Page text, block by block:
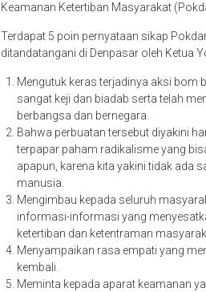
Keamanan Ketertiban Masyarakat
Terdapat 5 poin pernyataan sikap
ditandatangani di Denpasar oleh Ketua
Mengutuk keras terjadinya aksi bom
sangat keji dan biadab serta telah
berbangsa dan bernegara.
Bahwa perbuatan tersebut diyakini
terpapar paham radikalisme yang
apapun, karena kita yakini tidak ada
manusia.
Mengimbau kepada seluruh
informasi-informasi yang
ketertiban dan ketentraman
Menyampaikan rasa empati yang
kembali.
Meminta kepada aparat keamanan